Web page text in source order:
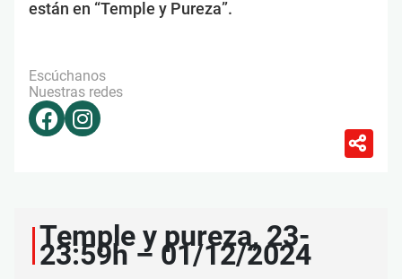
están en “Temple y Pureza”.
Escúchanos
Nuestras redes
Temple y pureza, 23-
23:59h – 01/12/2024